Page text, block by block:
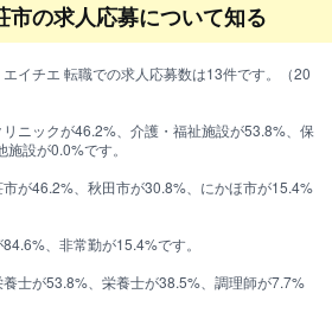
市の求人応募について知る
イチエ 転職での求人応募数は13件です。（20
ニックが46.2%、介護・福祉施設が53.8%、保
設が0.0%です。
が46.2%、秋田市が30.8%、にかほ市が15.4%
、非常勤が15.4%です。
士が53.8%、栄養士が38.5%、調理師が7.7%